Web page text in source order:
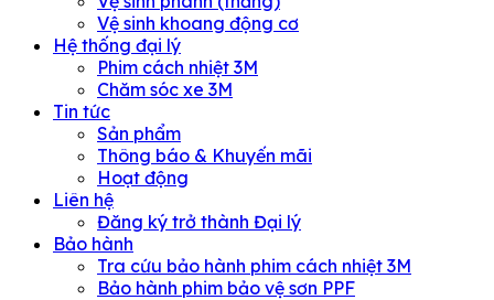
Vệ sinh khoang động cơ
Hệ thống đại lý
Phim cách nhiệt 3M
Chăm sóc xe 3M
Tin tức
Sản phẩm
Thông báo & Khuyến mãi
Hoạt động
Liên hệ
Đăng ký trở thành Đại lý
Bảo hành
Tra cứu bảo hành phim cách nhiệt 3M
Bảo hành phim bảo vệ sơn PPF